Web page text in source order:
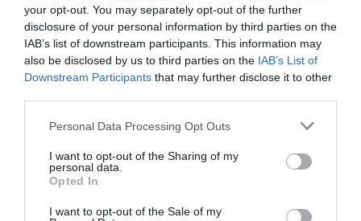
your opt-out. You may separately opt-out of the further
disclosure of your personal information by third parties on the
IAB’s list of downstream participants. This information may
also be disclosed by us to third parties on the IAB’s List of
Downstream Participants that may further disclose it to other
Please note that this website/app uses one or more Google
not limited to your visit or usage behaviour. You may click to
grant or deny consent to Google and its third-party tags to
use your data for below specified purposes in below Google
consent section.
Personal Data Processing Opt Outs
I want to opt-out of the Sharing of my
personal data.
Opted In
I want to opt-out of the Sale of my
Σ. Καλαφάτης: «Η
Τεχνητή Νοημοσύνη
δεν είναι απλώς μια
νέα τεχνολογία, είναι
μια νέα βιομηχανική
επανάσταση»
31.07.2026
Νέος οδηγός του ΕΚΤ
για τη χρηματοδότηση
των ελληνικών
επιχειρήσεων στον
χώρο της άμυνας
31.07.2026
Η πιο ταξιδιάρικη